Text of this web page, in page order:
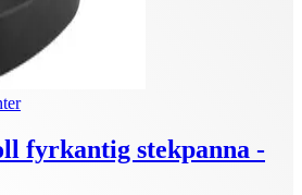
fyrkantig stekpanna -